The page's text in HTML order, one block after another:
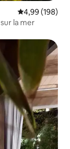
Évaluation
4,99 (198)
la mer